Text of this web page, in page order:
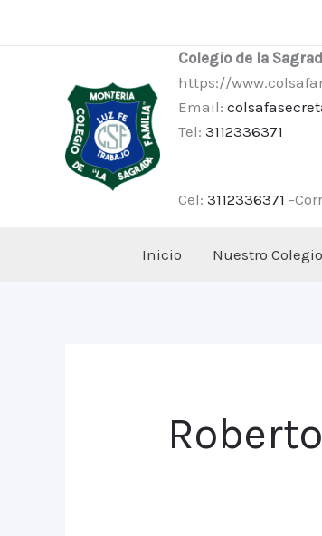
Colegio de la
https://
Email:
Tel: 3112336371
Cel: 3112336371 -
Inicio Nuestro Colegio